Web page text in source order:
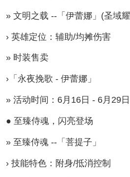
» 文明之载 --「伊蕾娜」(圣域
› 英雄定位：辅助/均摊伤害
» 时装售卖
›「永夜挽歌 - 伊蕾娜」
» 活动时间：6月16日 - 6月29日
● 至臻侍魂，闪亮登场
» 至臻侍魂 --「菩提子」
› 技能特色：附身/抵消控制